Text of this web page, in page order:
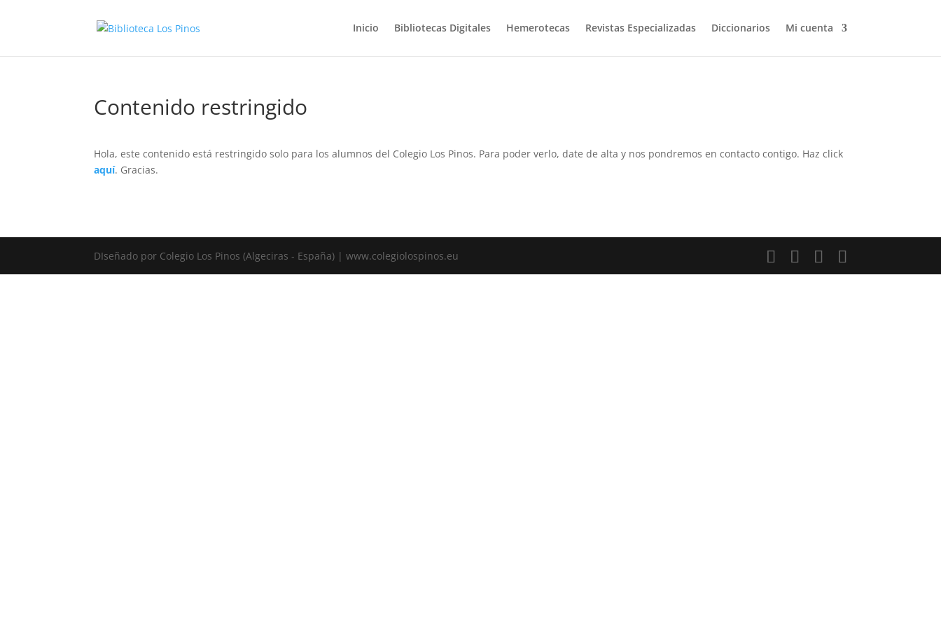
Inicio Bibliotecas Digitales Hemerotecas Revistas Especializadas Diccionarios Mi cuenta
Contenido restringido
Hola, este contenido está restringido solo para los alumnos del Colegio Los Pinos. Para poder verlo, date de alta y nos pondremos en contacto contigo. Haz click
aquí. Gracias.
DIseñado por Colegio Los Pinos (Algeciras - España) | www.colegiolospinos.eu